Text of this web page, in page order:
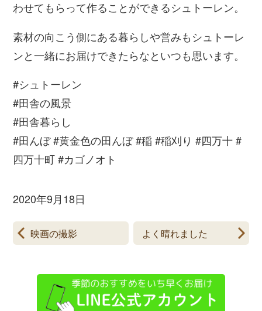
わせてもらって作ることができるシュトーレン。
素材の向こう側にある暮らしや営みもシュトーレ
ンと一緒にお届けできたらなといつも思います。
#シュトーレン
#田舎の風景
#田舎暮らし
#田んぼ #黄金色の田んぼ #稲 #稲刈り #四万十 #
四万十町 #カゴノオト
2020年9月18日
映画の撮影 よく晴れました